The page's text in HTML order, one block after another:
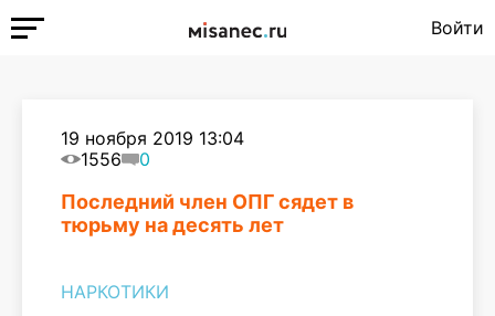
Войти
19 ноября 2019 13:04
1556
0
Последний член ОПГ сядет в
тюрьму на десять лет
НАРКОТИКИ